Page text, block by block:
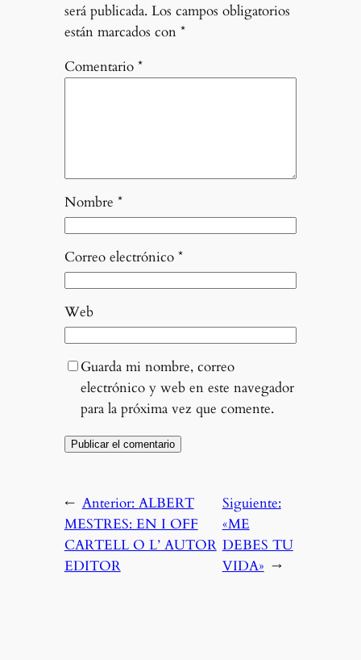
será publicada. Los campos obligatorios
están marcados con *
Comentario *
Nombre *
Correo electrónico *
Web
Guarda mi nombre, correo
electrónico y web en este navegador
para la próxima vez que comente.
← Anterior: ALBERT
MESTRES: EN I OFF
CARTELL O L’ AUTOR
EDITOR
Siguiente:
«ME
DEBES TU
VIDA» →